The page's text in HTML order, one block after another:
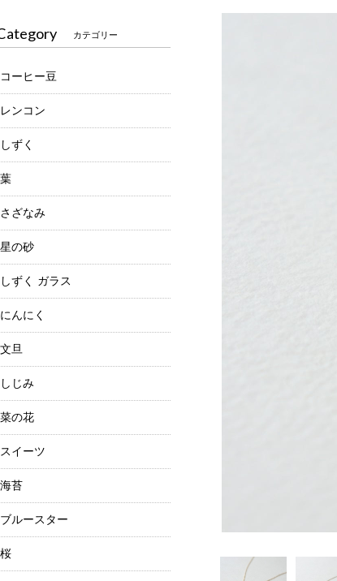
カテゴリー
コーヒー豆
レンコン
しずく
葉
さざなみ
星の砂
しずく ガラス
にんにく
文旦
しじみ
菜の花
スイーツ
海苔
ブルースター
桜